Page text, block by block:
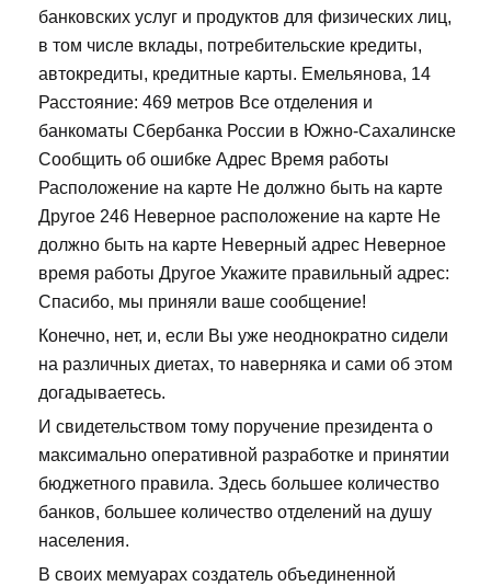
банковских услуг и продуктов для физических лиц,
в том числе вклады, потребительские кредиты,
автокредиты, кредитные карты. Емельянова, 14
Расстояние: 469 метров Все отделения и
банкоматы Сбербанка России в Южно-Сахалинске
Сообщить об ошибке Адрес Время работы
Расположение на карте Не должно быть на карте
Другое 246 Неверное расположение на карте Не
должно быть на карте Неверный адрес Неверное
время работы Другое Укажите правильный адрес:
Спасибо, мы приняли ваше сообщение!
Конечно, нет, и, если Вы уже неоднократно сидели
на различных диетах, то наверняка и сами об этом
догадываетесь.
И свидетельством тому поручение президента о
максимально оперативной разработке и принятии
бюджетного правила. Здесь большее количество
банков, большее количество отделений на душу
населения.
В своих мемуарах создатель объединенной